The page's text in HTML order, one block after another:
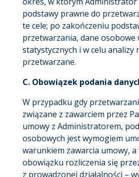
podstawy prawne do
te cele; po zakończeniu
przetwarzania, dane osobowe
statystycznych i w celu analizy
przetwarzane.
C. Obowiązek podania
W przypadku gdy
związane z zawarciem przez
umowy z Administratorem,
osobowych jest wymogiem
warunkiem zawarcia umowy,
obowiązku rozliczenia się
z prowadzonej działalności –